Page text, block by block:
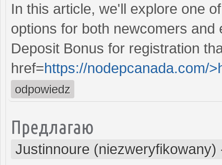
In this article, we'll explore one
options for both newcomers
Deposit Bonus for registration
href=https://nodepcanada.com/
odpowiedz
Предлагаю
Justinnoure (niezweryfikowany)